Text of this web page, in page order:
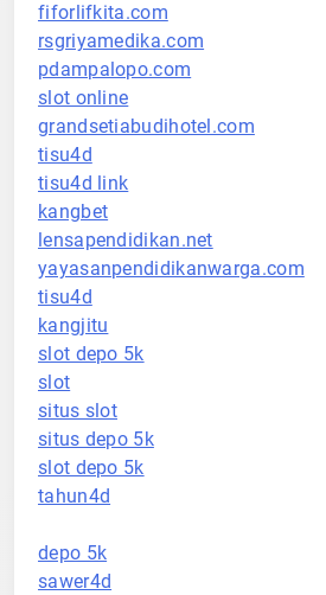
fiforlifkita.com
rsgriyamedika.com
pdampalopo.com
slot online
grandsetiabudihotel.com
tisu4d
tisu4d link
kangbet
lensapendidikan.net
yayasanpendidikanwarga.com
tisu4d
kangjitu
slot depo 5k
slot
situs slot
situs depo 5k
slot depo 5k
tahun4d
depo 5k
sawer4d